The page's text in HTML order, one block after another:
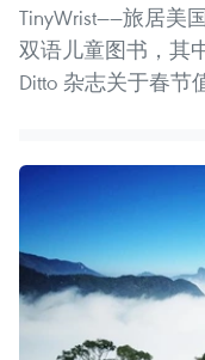
TinyWrist——旅居美
双语儿童图书，其
Ditto 杂志关于春节